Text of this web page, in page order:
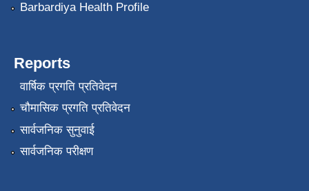
Barbardiya Health Profile
Reports
वार्षिक प्रगति प्रतिवेदन
चौमासिक प्रगति प्रतिवेदन
सार्वजनिक सुनुवाई
सार्वजनिक परीक्षण